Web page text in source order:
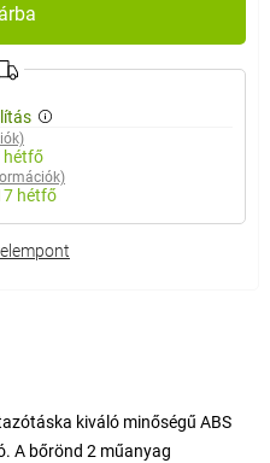
hétfő
hétfő
kiváló minőségű ABS
A bőrönd 2 műanyag